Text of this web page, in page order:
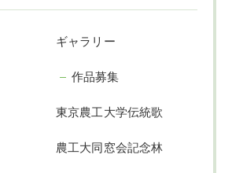
ギャラリー
作品募集
東京農工大学伝統歌
農工大同窓会記念林